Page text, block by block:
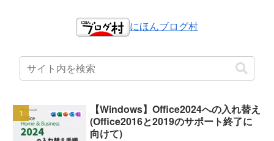
にほんブログ村
【Windows】Office2024への入れ替え
(Office2016と2019のサポート終了に
向けて)